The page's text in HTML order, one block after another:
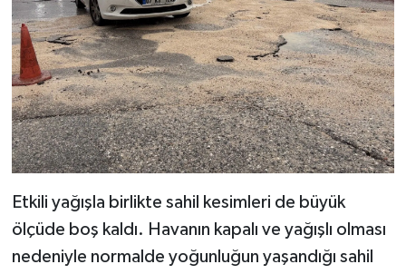
Etkili yağışla birlikte sahil kesimleri de büyük
ölçüde boş kaldı. Havanın kapalı ve yağışlı olması
nedeniyle normalde yoğunluğun yaşandığı sahil